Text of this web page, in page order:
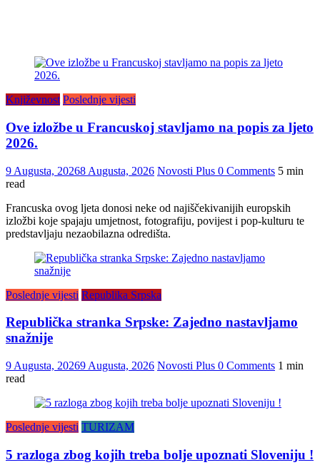
Književnost Poslednje vijesti
Ove izložbe u Francuskoj stavljamo na popis za ljeto
2026.
9 Augusta, 20268 Augusta, 2026 Novosti Plus 0 Comments 5 min
read
Francuska ovog ljeta donosi neke od najiščekivanijih europskih
izložbi koje spajaju umjetnost, fotografiju, povijest i pop-kulturu te
predstavljaju nezaobilazna odredišta.
Poslednje vijesti Republika Srpska
Republička stranka Srpske: Zajedno nastavljamo
snažnije
9 Augusta, 20269 Augusta, 2026 Novosti Plus 0 Comments 1 min
read
Poslednje vijesti TURIZAM
5 razloga zbog kojih treba bolje upoznati Sloveniju !